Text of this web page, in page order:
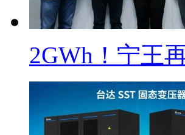
2GWh！宁王